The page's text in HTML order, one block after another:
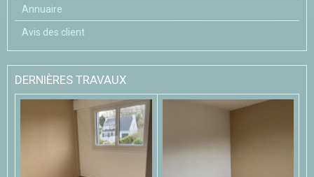
Annuaire
Avis des client
DERNIÈRES TRAVAUX